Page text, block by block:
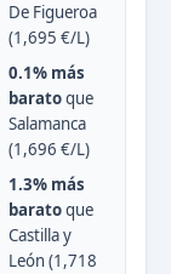
De Figueroa
(1,695 €/L)
0.1% más
baratoque
Salamanca
(1,696 €/L)
1.3% más
baratoque
Castilla y
León (1,718